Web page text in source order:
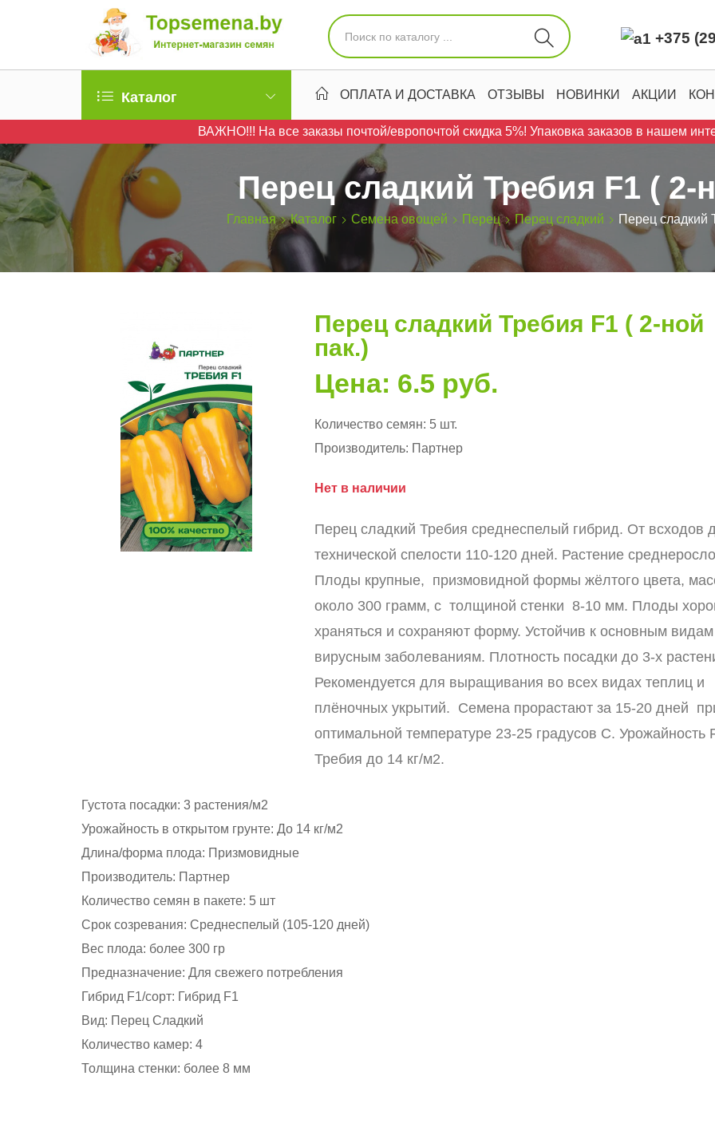
+375
Каталог ОПЛАТА И ДОСТАВКА ОТЗЫВЫ НОВИНКИ АКЦИИ
ВАЖНО!!! На все заказы почтой/европочтой скидка 5%! Упаковка заказов в нашем
Перец сладкий Требия F1 ( 2-
Главная Каталог Семена овощей Перец Перец сладкий Перец сладкий
Перец сладкий Требия F1 ( 2-ной
пак.)
Цена: 6.5 руб.
Количество семян: 5 шт.
Производитель: Партнер
Нет в наличии
Перец сладкий Требия среднеспелый гибрид. От всходов
технической спелости 110-120 дней. Растение
Плоды крупные, призмовидной формы жёлтого цвета,
около 300 грамм, с толщиной стенки 8-10 мм. Плоды
храняться и сохраняют форму. Устойчив к основным видам
вирусным заболеваниям. Плотность посадки до 3-х
Рекомендуется для выращивания во всех видах теплиц и
плёночных укрытий. Семена прорастают за 15-20 дней
оптимальной температуре 23-25 градусов С. Урожайность
Требия до 14 кг/м2.
Густота посадки: 3 растения/м2
Урожайность в открытом грунте: До 14 кг/м2
Длина/форма плода: Призмовидные
Производитель: Партнер
Количество семян в пакете: 5 шт
Срок созревания: Среднеспелый (105-120 дней)
Вес плода: более 300 гр
Предназначение: Для свежего потребления
Гибрид F1/сорт: Гибрид F1
Вид: Перец Сладкий
Количество камер: 4
Толщина стенки: более 8 мм